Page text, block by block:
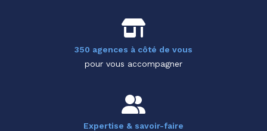
350 agences à côté de vous
pour vous accompagner
Expertise & savoir-faire